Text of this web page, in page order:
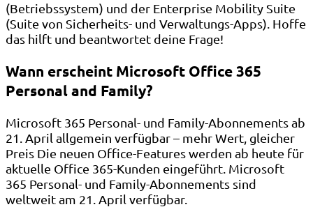
(Betriebssystem) und der Enterprise Mobility Suite
(Suite von Sicherheits- und Verwaltungs-Apps). Hoffe
das hilft und beantwortet deine Frage!
Wann erscheint Microsoft Office 365
Personal and Family?
Microsoft 365 Personal- und Family-Abonnements ab
21. April allgemein verfügbar – mehr Wert, gleicher
Preis Die neuen Office-Features werden ab heute für
aktuelle Office 365-Kunden eingeführt. Microsoft
365 Personal- und Family-Abonnements sind
weltweit am 21. April verfügbar.